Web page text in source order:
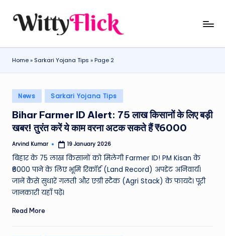
W
it
ty
ic
k:
L
a
t
e
st
W
WittyFlick:
Movie
News
Around
The
World
Home» Sarkari Yojana Tips »Page 2
Posted
in
News Sarkari Yojana Tips
Bihar Farmer ID Alert: 75 लाख किसानों के लिए बड़ी
खबर! तुरंत करें ये काम वरना अटक सकते हैं ₹6000
Posted
by
Arvind Kumar 19 January 2026
बिहार के 75 लाख किसानों को मिलेगी Farmer ID! PM Kisan के
₹6000 पाने के लिए भूमि रिकॉर्ड (Land Record) अपडेट अनिवार्य।
जानें कैसे सुधारें गलती और एग्री स्टैक (Agri Stack) के फायदे। पूरी
जानकारी यहाँ पढ़ें।
Read More